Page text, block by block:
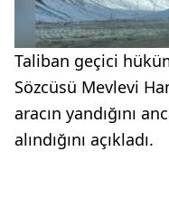
Taliban geçici
Sözcüsü Mevlevi
aracın yandığını
alındığını açıkladı.